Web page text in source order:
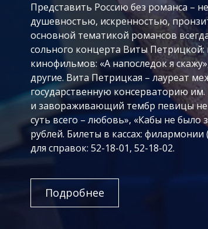
Представить Россию без романса –
душевностью, искренностью,
основной тематикой романсов
сольного концерта Виты
кинофильмов: «А напоследок я
другие. Вита Петрицкая – лауреат
государственную консерваторию
и завораживающий тембр певицы не
суть всего – любовь», «Кабы не было
рублей. Билеты в кассах:
для справок: 52-18-01, 52-18-02.
Подробнее